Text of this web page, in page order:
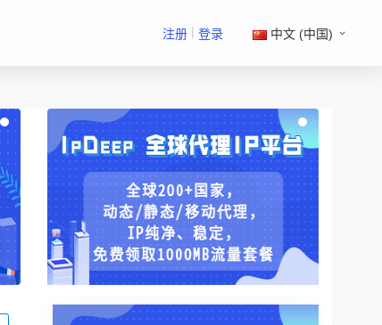
注册 | 登录 中文 (中国)